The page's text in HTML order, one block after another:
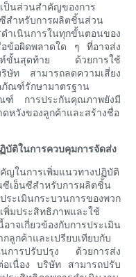
ป็นส่วนสำคัญของการ
สำหรับการผลิตชิ้นส่วน
เนินการในทุกขั้นตอนของ
อข้อผิดพลาดใด ๆ ที่อาจส่ง
ณฑ์ขั้นสุดท้าย ด้วยการใช้
ษัท สามารถลดความเสี่ยง
ภัณฑ์รักษามาตรฐาน
ฑ์ การประกันคุณภาพยังมี
หวังของลูกค้าและสร้างชื่อ
บัติในการควบคุมการจัดส่ง
ญในการเพิ่มแนวทางปฏิบัติ
ซีเอ็นซีสำหรับการผลิตชิ้น
ะเมินกระบวนการของพวก
พิ่มประสิทธิภาพและใช้
ยวข้องกับการประเมิน
ลูกค้าและเปรียบเทียบกับ
นการปรับปรุง ด้วยการส่ง
อเนื่อง บริษัท สามารถปรับ